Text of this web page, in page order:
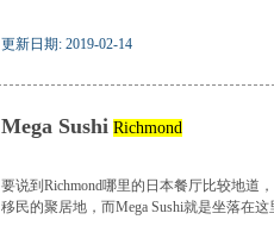
更新日期: 2019-02-14
Mega Sushi Richmond
要说到Richmond哪里的日本餐厅比较地道
移民的聚居地，而Mega Sushi就是坐落在